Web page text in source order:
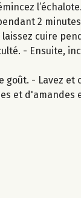
2
cuire
- Ensuite,
goût. - Lavez
et d'amandes